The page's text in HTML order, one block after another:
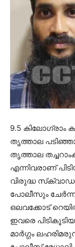
9.5 കിലോഗ്രാം
തൃത്താല
തൃത്താല
എന്നിവരാണ്
വിരുദ്ധ
പോലീസും
ഒലവക്കോട്
ഇവരെ
മാര്‍ഗ്ഗം